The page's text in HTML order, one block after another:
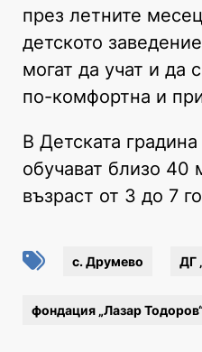
през летните
детското
могат да учат и да
по-комфортна и
В Детската
обучават близо 40
възраст от 3 до 7
с. Друмево ДГ
фондация „Лазар